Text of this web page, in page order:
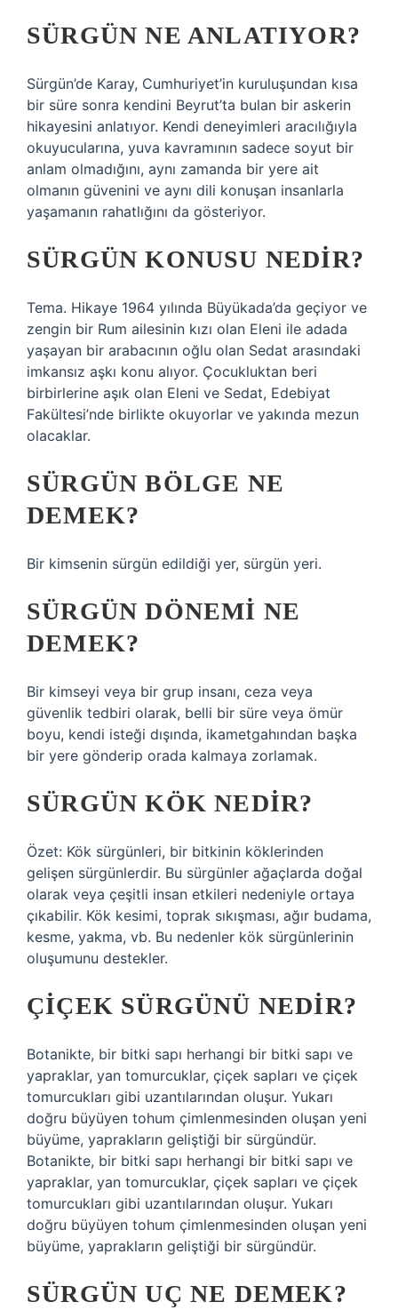
SÜRGÜN NE ANLATIYOR?
Sürgün’de Karay, Cumhuriyet’in kuruluşundan kısa
bir süre sonra kendini Beyrut’ta bulan bir askerin
hikayesini anlatıyor. Kendi deneyimleri aracılığıyla
okuyucularına, yuva kavramının sadece soyut bir
anlam olmadığını, aynı zamanda bir yere ait
olmanın güvenini ve aynı dili konuşan insanlarla
yaşamanın rahatlığını da gösteriyor.
SÜRGÜN KONUSU NEDIR?
Tema. Hikaye 1964 yılında Büyükada’da geçiyor ve
zengin bir Rum ailesinin kızı olan Eleni ile adada
yaşayan bir arabacının oğlu olan Sedat arasındaki
imkansız aşkı konu alıyor. Çocukluktan beri
birbirlerine aşık olan Eleni ve Sedat, Edebiyat
Fakültesi’nde birlikte okuyorlar ve yakında mezun
olacaklar.
SÜRGÜN BÖLGE NE
DEMEK?
Bir kimsenin sürgün edildiği yer, sürgün yeri.
SÜRGÜN DÖNEMI NE
DEMEK?
Bir kimseyi veya bir grup insanı, ceza veya
güvenlik tedbiri olarak, belli bir süre veya ömür
boyu, kendi isteği dışında, ikametgahından başka
bir yere gönderip orada kalmaya zorlamak.
SÜRGÜN KÖK NEDIR?
Özet: Kök sürgünleri, bir bitkinin köklerinden
gelişen sürgünlerdir. Bu sürgünler ağaçlarda doğal
olarak veya çeşitli insan etkileri nedeniyle ortaya
çıkabilir. Kök kesimi, toprak sıkışması, ağır budama,
kesme, yakma, vb. Bu nedenler kök sürgünlerinin
oluşumunu destekler.
ÇIÇEK SÜRGÜNÜ NEDIR?
Botanikte, bir bitki sapı herhangi bir bitki sapı ve
yapraklar, yan tomurcuklar, çiçek sapları ve çiçek
tomurcukları gibi uzantılarından oluşur. Yukarı
doğru büyüyen tohum çimlenmesinden oluşan yeni
büyüme, yaprakların geliştiği bir sürgündür.
Botanikte, bir bitki sapı herhangi bir bitki sapı ve
yapraklar, yan tomurcuklar, çiçek sapları ve çiçek
tomurcukları gibi uzantılarından oluşur. Yukarı
doğru büyüyen tohum çimlenmesinden oluşan yeni
büyüme, yaprakların geliştiği bir sürgündür.
SÜRGÜN UÇ NE DEMEK?